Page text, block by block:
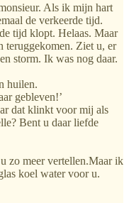
Als ik mijn hart
de verkeerde tijd.
tijd klopt. Helaas. Maar
teruggekomen. Ziet u, er
storm. Ik was nog daar.
huilen.
gebleven!’
dat klinkt voor mij als
Bent u daar liefde
zo meer vertellen.Maar ik
koel water voor u.